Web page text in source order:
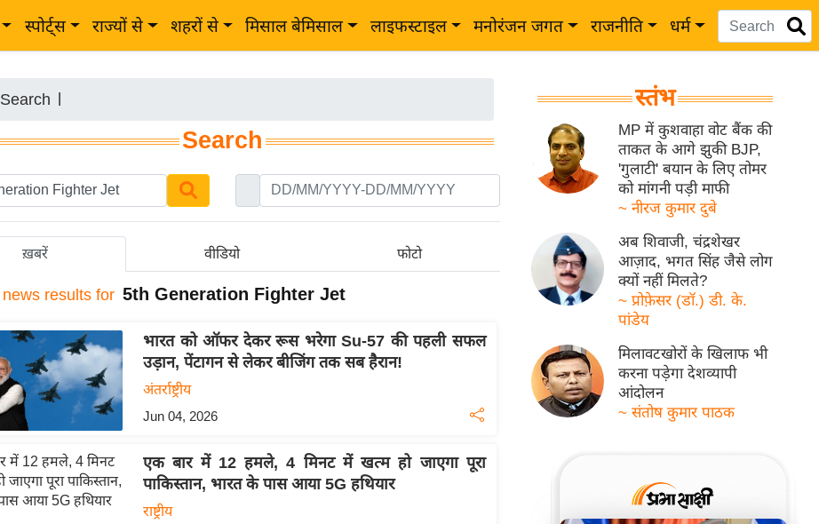
स्पोर्ट्स राज्यों से शहरों से मिसाल बेमिसाल लाइफस्टाइल मनोरंजन जगत राजनीति धर्म
Search
Search
ख़बरें वीडियो फोटो
news results for 5th Generation Fighter Jet
भारत को ऑफर देकर रूस भरेगा Su-57 की पहली सफल
उड़ान, पेंटागन से लेकर बीजिंग तक सब हैरान!
अंतर्राष्ट्रीय
Jun 04, 2026
एक बार में 12 हमले, 4 मिनट में खत्म हो जाएगा पूरा
पाकिस्तान, भारत के पास आया 5G हथियार
राष्ट्रीय
स्तंभ
MP में कुशवाहा वोट बैंक की
ताकत के आगे झुकी BJP,
'गुलाटी' बयान के लिए तोमर
को मांगनी पड़ी माफी
~ नीरज कुमार दुबे
अब शिवाजी, चंद्रशेखर
आज़ाद, भगत सिंह जैसे लोग
क्यों नहीं मिलते?
~ प्रोफ़ेसर (डॉ.) डी. के.
पांडेय
मिलावटखोरों के खिलाफ भी
करना पड़ेगा देशव्यापी
आंदोलन
~ संतोष कुमार पाठक